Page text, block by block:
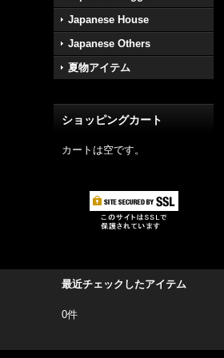
Japanese House
Japanese Others
夏物アイテム
ショッピングカート
カートは空です。
最近チェックしたアイテム
0件